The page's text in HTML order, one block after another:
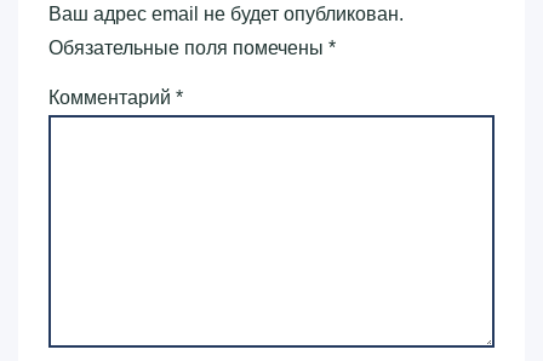
Ваш адрес email не будет опубликован.
Обязательные поля помечены *
Комментарий *